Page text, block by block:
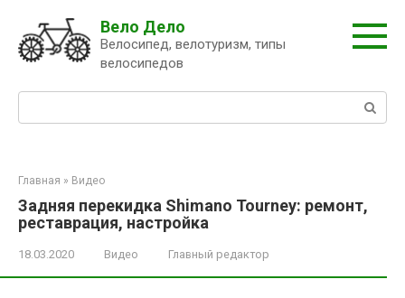
контенту
Вело Дело
Велосипед, велотуризм, типы
велосипедов
Главная » Видео
Задняя перекидка Shimano Tourney: ремонт,
реставрация, настройка
18.03.2020 Видео Главный редактор